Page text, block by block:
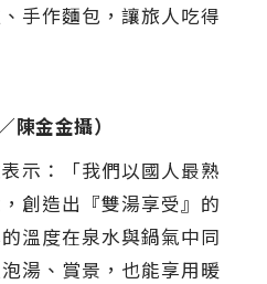
手作麵包，讓旅人吃得
金金攝）
示：「我們以國人最熟
創造出『雙湯享受』的
溫度在泉水與鍋氣中同
湯、賞景，也能享用暖